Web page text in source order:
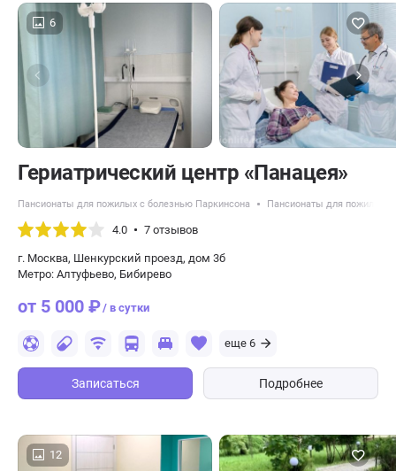
6
​Гериатрический центр «Панацея»
Пансионаты для пожилых с болезнью Паркинсона Пансионаты для пожилых
4.0 7 отзывов
г. Москва, Шенкурский проезд, дом 3б
Метро: Алтуфьево, Бибирево
от 5 000 ₽/ в сутки
еще 6
Записаться Подробнее
12